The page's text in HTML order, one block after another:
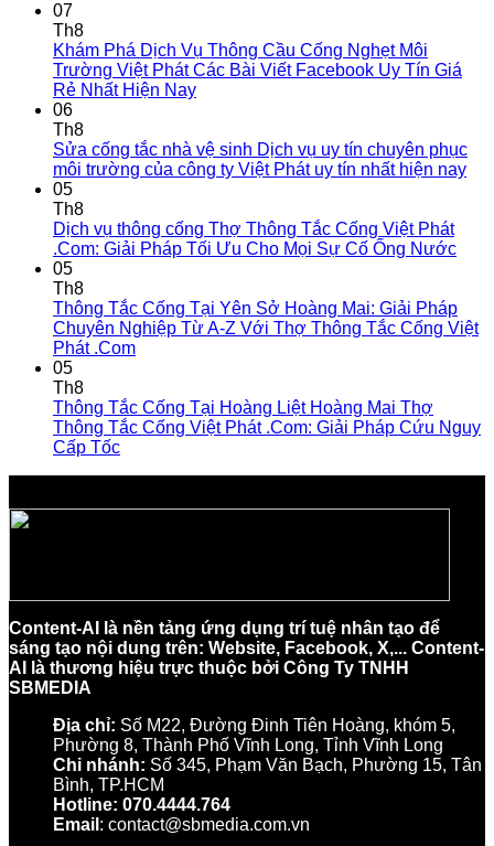
07
Th8
Khám Phá Dịch Vụ Thông Cầu Cống Nghẹt Môi
Trường Việt Phát Các Bài Viết Facebook Uy Tín Giá
Rẻ Nhất Hiện Nay
06
Th8
Sửa cống tắc nhà vệ sinh Dịch vụ uy tín chuyên phục
môi trường của công ty Việt Phát uy tín nhất hiện nay
05
Th8
Dịch vụ thông cống Thợ Thông Tắc Cống Việt Phát
.Com: Giải Pháp Tối Ưu Cho Mọi Sự Cố Ống Nước
05
Th8
Thông Tắc Cống Tại Yên Sở Hoàng Mai: Giải Pháp
Chuyên Nghiệp Từ A-Z Với Thợ Thông Tắc Cống Việt
Phát .Com
05
Th8
Thông Tắc Cống Tại Hoàng Liệt Hoàng Mai Thợ
Thông Tắc Cống Việt Phát .Com: Giải Pháp Cứu Nguy
Cấp Tốc
Content-AI là nền tảng ứng dụng trí tuệ nhân tạo để
sáng tạo nội dung trên: Website, Facebook, X,... Content-
AI là thương hiệu trực thuộc bởi Công Ty TNHH
SBMEDIA
Địa chỉ: Số M22, Đường Đinh Tiên Hoàng, khóm 5,
Phường 8, Thành Phố Vĩnh Long, Tỉnh Vĩnh Long
Chi nhánh: Số 345, Phạm Văn Bạch, Phường 15, Tân
Bình, TP.HCM
Hotline: 070.4444.764
Email : contact@sbmedia.com.vn